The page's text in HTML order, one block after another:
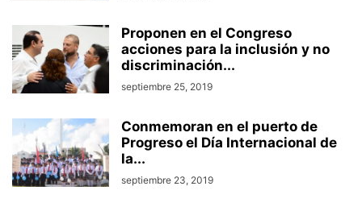
Proponen en el Congreso
acciones para la inclusión y no
discriminación...
septiembre 25, 2019
Conmemoran en el puerto de
Progreso el Día Internacional de
la...
septiembre 23, 2019